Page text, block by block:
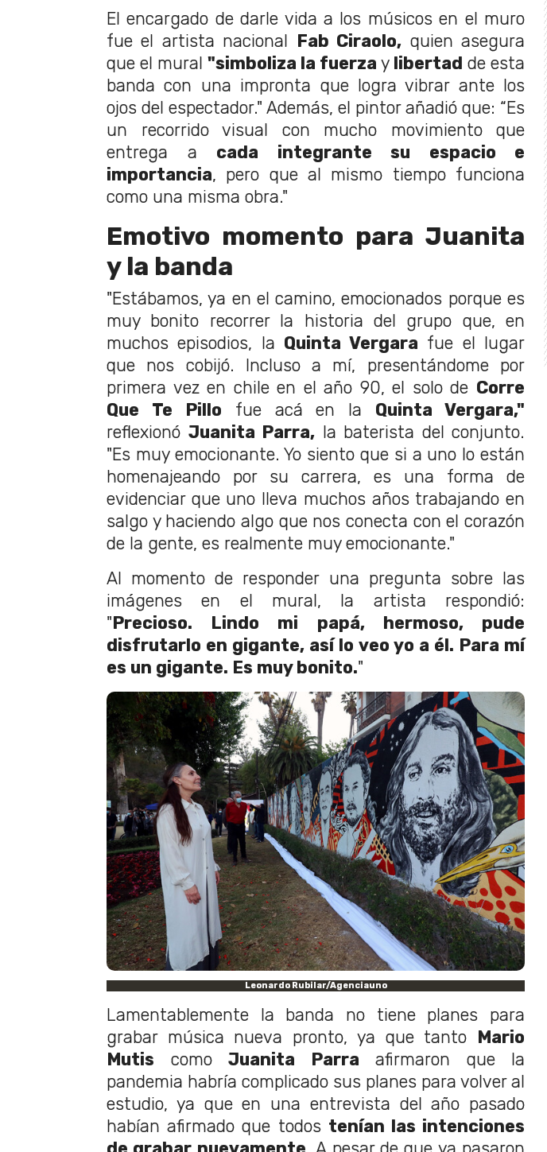
El encargado de darle vida a los músicos en el muro
fue el artista nacional
Fab Ciraolo, quien asegura
que el mural "simboliza la fuerza y libertad de esta
banda con una impronta que logra vibrar ante los
ojos del espectador." Además, el pintor añadió que: “Es
un recorrido visual con mucho movimiento que
entrega a cada integrante su espacio e
importancia, pero que al mismo tiempo funciona
como una misma obra."
Emotivo momento para Juanita
y la banda
"Estábamos, ya en el camino, emocionados porque es
muy bonito recorrer la historia del grupo que, en
muchos episodios, la Quinta Vergara fue el lugar
que nos cobijó. Incluso a mí, presentándome por
primera vez en chile en el año 90, el solo de Corre
Que Te Pillo fue acá en la Quinta Vergara,"
reflexionó Juanita Parra, la baterista del conjunto.
"Es muy emocionante. Yo siento que si a uno lo están
homenajeando por su carrera, es una forma de
evidenciar que uno lleva muchos años trabajando en
salgo y haciendo algo que nos conecta con el corazón
de la gente, es realmente muy emocionante."
Al momento de responder una pregunta sobre las
imágenes en el mural, la artista respondió:
" Precioso. Lindo mi papá, hermoso, pude
disfrutarlo en gigante, así lo veo yo a él. Para mí
es un gigante. Es muy bonito."
Leonardo Rubilar/Agenciauno
Lamentablemente la banda no tiene planes para
grabar música nueva pronto, ya que tanto Mario
Mutis como Juanita Parra afirmaron que la
pandemia habría complicado sus planes para volver al
estudio, ya que en una entrevista del año pasado
habían afirmado que todos tenían las intenciones